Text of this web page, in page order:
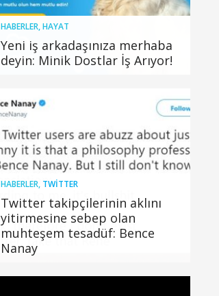
HABERLER,HAYAT
Yeni iş arkadaşınıza merhaba
deyin: Minik Dostlar İş Arıyor!
HABERLER, TWITTER
Twitter takipçilerinin aklını
yitirmesine sebep olan
muhteşem tesadüf: Bence
Nanay